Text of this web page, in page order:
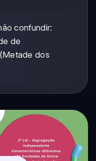
confundir:
de
dos